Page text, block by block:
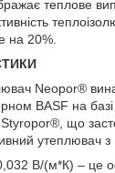
теплове
на 20%.
Neopor®
BASF на
Styropor®, що
утеплювач з
В/(м*К) – це